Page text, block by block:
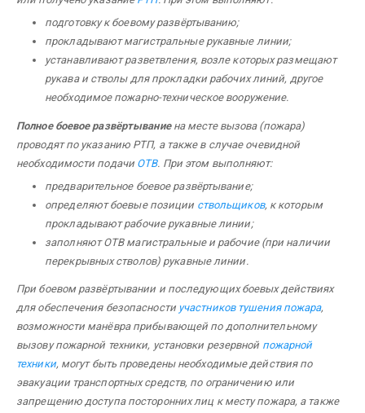
подготовку к боевому развёртыванию;
прокладывают магистральные рукавные линии;
устанавливают разветвления, возле которых размещают
рукава и стволы для прокладки рабочих линий, другое
необходимое пожарно-техническое вооружение.
Полное боевое развёртываниена месте вызова (пожара)
проводят по указанию РТП, а также в случае очевидной
необходимости подачи ОТВ. При этом выполняют:
предварительное боевое развёртывание;
определяют боевые позиции ствольщиков, к которым
прокладывают рабочие рукавные линии;
заполняют ОТВ магистральные и рабочие (при наличии
перекрывных стволов) рукавные линии.
При боевом развёртывании и последующих боевых действиях
для обеспечения безопасности участников тушения пожара,
возможности манёвра прибывающей по дополнительному
вызову пожарной техники, установки резервной пожарной
техники, могут быть проведены необходимые действия по
эвакуации транспортных средств, по ограничению или
запрещению доступа посторонних лиц к месту пожара, а также